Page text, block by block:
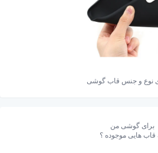
نوع و جنس قاب گوشی
برای گوشی من
قاب هایی موجوده ؟